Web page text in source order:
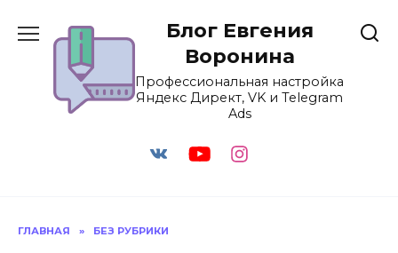
Блог Евгения
Воронина
Профессиональная настройка
Яндекс Директ, VK и Telegram
Ads
ГЛАВНАЯ » БЕЗ РУБРИКИ